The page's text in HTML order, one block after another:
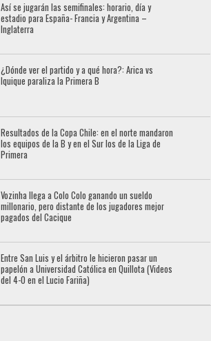
Así se jugarán las semifinales: horario, día y
estadio para España- Francia y Argentina –
Inglaterra
¿Dónde ver el partido y a qué hora?: Arica vs
Iquique paraliza la Primera B
Resultados de la Copa Chile: en el norte mandaron
los equipos de la B y en el Sur los de la Liga de
Primera
Vozinha llega a Colo Colo ganando un sueldo
millonario, pero distante de los jugadores mejor
pagados del Cacique
Entre San Luis y el árbitro le hicieron pasar un
papelón a Universidad Católica en Quillota (Videos
del 4-0 en el Lucio Fariña)